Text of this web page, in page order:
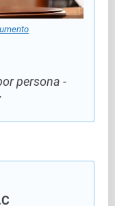
persona -